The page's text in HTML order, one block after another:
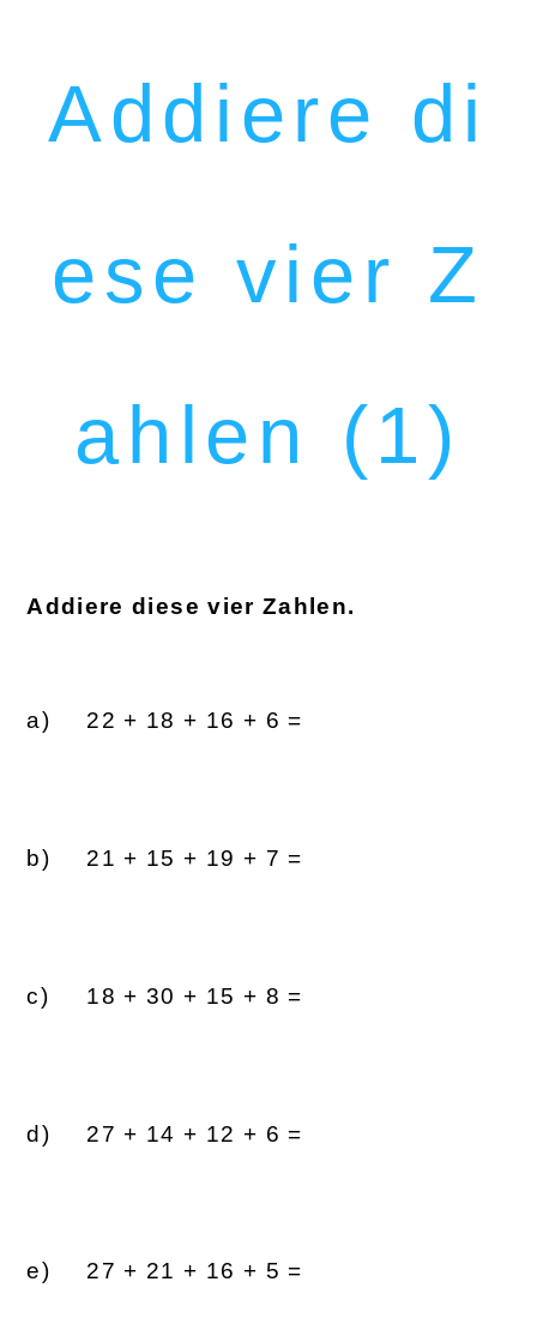
Addiere di
ese vier Z
ahlen (1)
Addiere diese vier Zahlen.
22 + 18 + 16 + 6 =
21 + 15 + 19 + 7 =
18 + 30 + 15 + 8 =
27 + 14 + 12 + 6 =
27 + 21 + 16 + 5 =